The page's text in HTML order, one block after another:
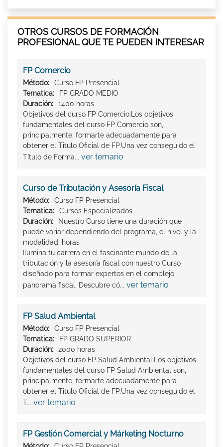
OTROS CURSOS DE FORMACIÓN
PROFESIONAL QUE TE PUEDEN INTERESAR
FP Comercio
Método:
Curso FP Presencial
Tematica:
FP GRADO MEDIO
Duración:
1400 horas
Objetivos del curso FP Comercio:Los objetivos
fundamentales del curso FP Comercio son,
principalmente, formarte adecuadamente para
obtener el Titulo Oficial de FP.Una vez conseguido el
Título de Forma... ver temario
Curso de Tributación y Asesoría Fiscal
Método:
Curso FP Presencial
Tematica:
Cursos Especializados
Duración:
Nuestro Curso tiene una duración que
puede variar dependiendo del programa, el nivel y la
modalidad. horas
Ilumina tu carrera en el fascinante mundo de la
tributación y la asesoría fiscal con nuestro Curso
diseñado para formar expertos en el complejo
panorama fiscal. Descubre có... ver temario
FP Salud Ambiental
Método:
Curso FP Presencial
Tematica:
FP GRADO SUPERIOR
Duración:
2000 horas
Objetivos del curso FP Salud Ambiental:Los objetivos
fundamentales del curso FP Salud Ambiental son,
principalmente, formarte adecuadamente para
obtener el Titulo Oficial de FP.Una vez conseguido el
T... ver temario
FP Gestión Comercial y Márketing Nocturno